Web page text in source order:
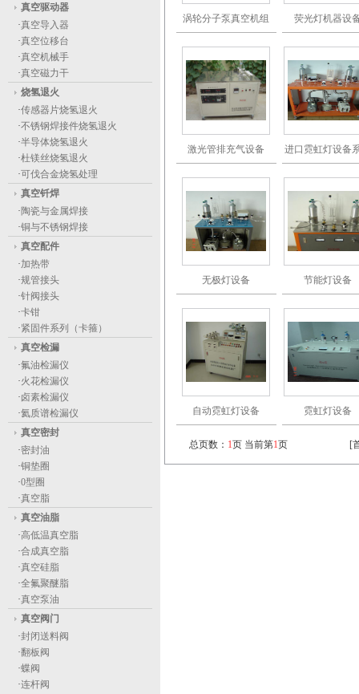
真空驱动器
·真空导入器
·真空位移台
·真空机械手
·真空磁力干
烧氢退火
·传感器片烧氢退火
·不锈钢焊接件烧氢退火
·半导体烧氢退火
·杜镁丝烧氢退火
·可伐合金烧氢处理
真空钎焊
· 陶瓷与金属焊接
·铜与不锈钢焊接
真空配件
·加热带
·规管接头
·针阀接头
·卡钳
·紧固件系列（卡箍）
真空检漏
·氟油检漏仪
·火花检漏仪
·卤素检漏仪
·氦质谱检漏仪
真空密封
·密封油
·铜垫圈
·0型圈
·真空脂
真空油脂
·高低温真空脂
·合成真空脂
·真空硅脂
·全氟聚醚脂
·真空泵油
真空阀门
·封闭送料阀
·翻板阀
·蝶阀
·连杆阀
涡轮分子泵真空机组 荧光灯机器设
激光管排充气设备 进口霓虹灯设备
无极灯设备 节能灯设备
自动霓虹灯设备 霓虹灯设备
总页数： 1页 当前第1页 [